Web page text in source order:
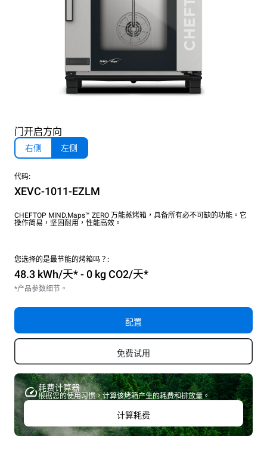
门开启方向
右侧 左侧
代码:
XEVC-1011-EZLM
CHEFTOP MIND.Maps™ ZERO 万能蒸烤箱，具备所有必不可缺的功能。它
操作简易，坚固耐用，性能高效。
您选择的是最节能的烤箱吗？:
48.3 kWh/天* - 0 kg CO2/天*
*产品参数细节。
配置
免费试用
耗费计算器
根据您的使用习惯，计算该烤箱产生的耗费和排放量。
计算耗费